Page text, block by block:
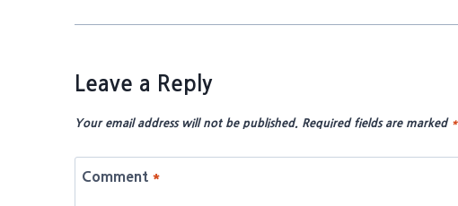
Leave a Reply
Your email address will not be published. Required fields are marked *
Comment *